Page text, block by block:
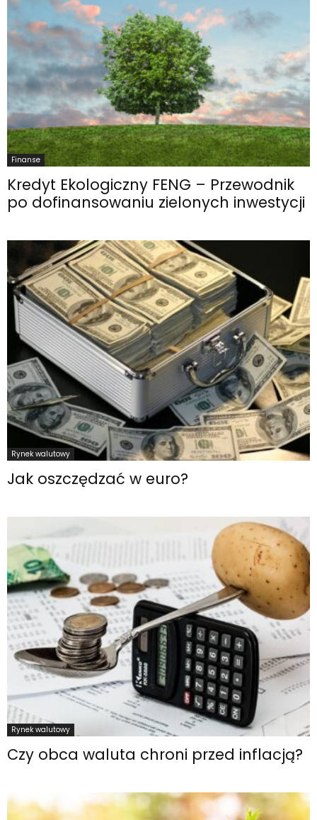
Finanse
Kredyt Ekologiczny FENG – Przewodnik
po dofinansowaniu zielonych inwestycji
Rynek walutowy
Jak oszczędzać w euro?
Rynek walutowy
Czy obca waluta chroni przed inflacją?